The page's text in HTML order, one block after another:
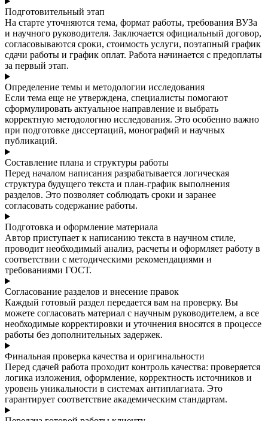
Подготовительный этап
На старте уточняются тема, формат работы, требования ВУЗа
и научного руководителя. Заключается официальный договор,
согласовываются сроки, стоимость услуги, поэтапный график
сдачи работы и график оплат. Работа начинается с предоплаты
за первый этап.
Определение темы и методологии исследования
Если тема еще не утверждена, специалисты помогают
сформулировать актуальное направление и выбрать
корректную методологию исследования. Это особенно важно
при подготовке диссертаций, монографий и научных
публикаций.
Составление плана и структуры работы
Перед началом написания разрабатывается логическая
структура будущего текста и план-график выполнения
разделов. Это позволяет соблюдать сроки и заранее
согласовать содержание работы.
Подготовка и оформление материала
Автор приступает к написанию текста в научном стиле,
проводит необходимый анализ, расчеты и оформляет работу в
соответствии с методическими рекомендациями и
требованиями ГОСТ.
Согласование разделов и внесение правок
Каждый готовый раздел передается вам на проверку. Вы
можете согласовать материал с научным руководителем, а все
необходимые корректировки и уточнения вносятся в процессе
работы без дополнительных задержек.
Финальная проверка качества и оригинальности
Перед сдачей работа проходит контроль качества: проверяется
логика изложения, оформление, корректность источников и
уровень уникальности в системах антиплагиата. Это
гарантирует соответствие академическим стандартам.